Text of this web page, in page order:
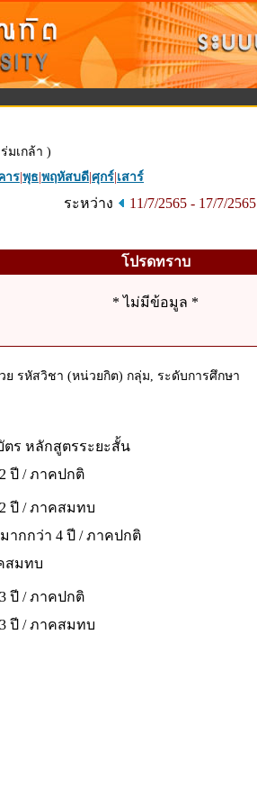
มเกล้า )
าร พุธ พฤหัสบดี ศุกร์ เสาร์
ระหว่าง 11/7/2565 - 17/7/2565
โปรดทราบ
* ไม่มีข้อมูล *
ย รหัสวิชา (หน่วยกิต) กลุ่ม, ระดับการศึกษา
ร หลักสูตรระยะสั้น
ปี / ภาคปกติ
ปี / ภาคสมทบ
ากกว่า 4 ปี / ภาคปกติ
สมทบ
ปี / ภาคปกติ
ปี / ภาคสมทบ